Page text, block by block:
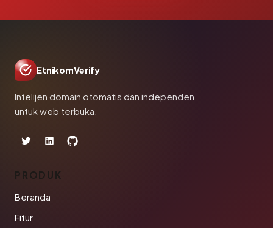
EtnikomVerify
Intelijen domain otomatis dan independen
untuk web terbuka.
PRODUK
Beranda
Fitur